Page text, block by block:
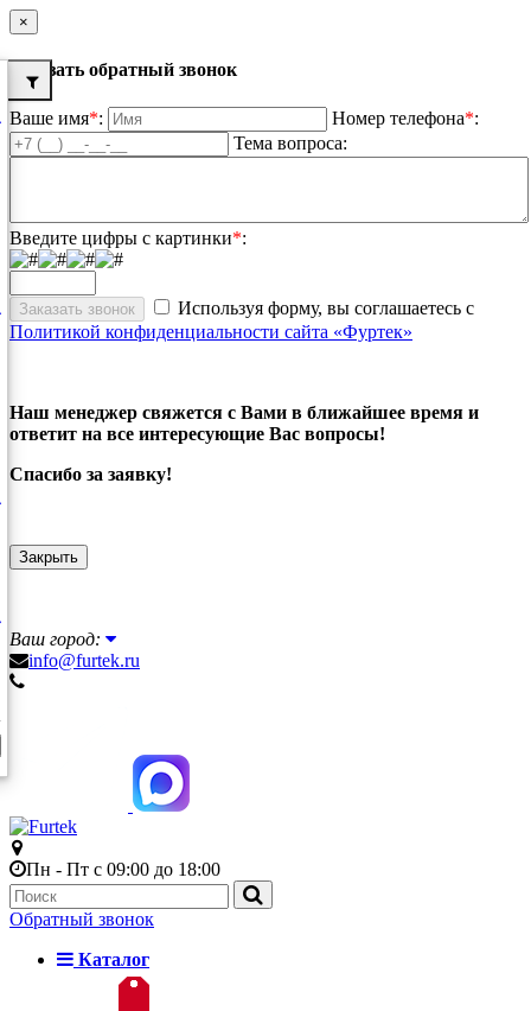
×
Заказать обратный звонок
Ваше имя*: Номер телефона*:
Тема вопроса:
Введите цифры с картинки*:
Используя форму, вы соглашаетесь с
Политикой конфиденциальности сайта «Фуртек»
Наш менеджер свяжется с Вами в ближайшее время и
ответит на все интересующие Вас вопросы!
Спасибо за заявку!
Закрыть
Ваш город:
info@furtek.ru
Пн - Пт с 09:00 до 18:00
Обратный звонок
Каталог